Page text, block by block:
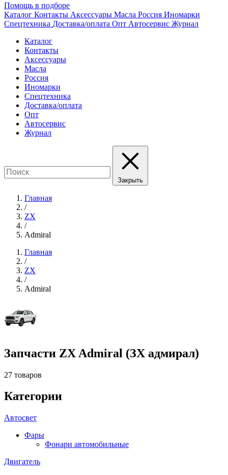
Помощь в подборе
Каталог Контакты Аксессуары Масла Россия Иномарки
Спецтехника Доставка/оплата Опт Автосервис Журнал
Каталог
Контакты
Аксессуары
Масла
Россия
Иномарки
Спецтехника
Доставка/оплата
Опт
Автосервис
Журнал
Закрыть
Главная
/
ZX
/
Admiral
Главная
/
ZX
/
Admiral
Запчасти ZX Admiral (ЗХ адмирал)
27 товаров
Категории
Автосвет
Фары
Фонари автомобильные
Двигатель